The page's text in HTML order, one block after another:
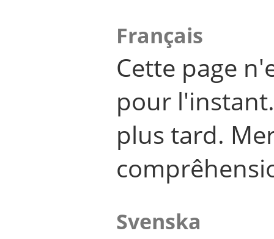
Français
Cette page
pour
plus tard.
Svenska